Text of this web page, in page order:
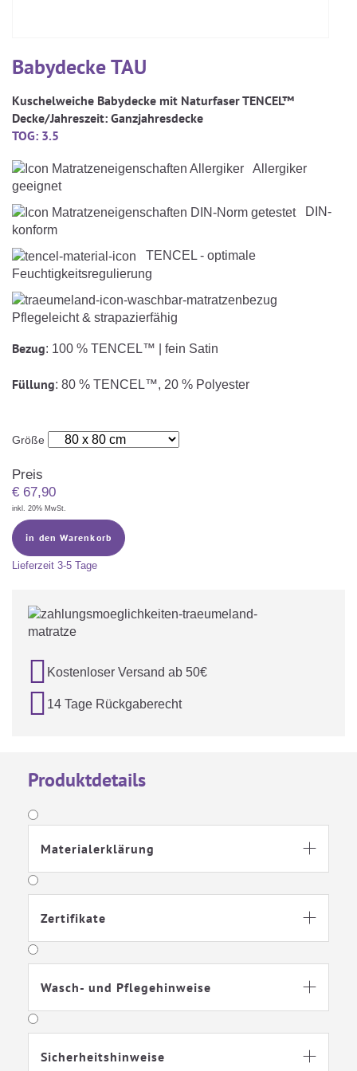
Betteinsatz
Strampelsack
Innenschlafsack
Krabbeldecke
Kuschelkissen
WICKELUNTERLAGEN
TEXTILIEN
Spannbettlaken
Bettschlange
Mulltücher
Kuschelnest
Seitenlagerung
ZUBEHÖR
GESCHENKGUTSCHEIN
GESCHENKSETS & AKTIONEN
Babydecke TAU
Kuschelweiche Babydecke mit Naturfaser TENCEL™
Decke/Jahreszeit: Ganzjahresdecke
TOG: 3.5
Allergiker
geeignet
DIN-
konform
TENCEL - optimale
Feuchtigkeitsregulierung
Pflegeleicht & strapazierfähig
Bezug: 100 % TENCEL™ | fein Satin
Füllung: 80 % TENCEL™, 20 % Polyester
Größe
Preis
€ 67,90
inkl. 20% MwSt.
in den Warenkorb
Lieferzeit 3-5 Tage
 Kostenloser Versand ab 50€
 14 Tage Rückgaberecht
Produktdetails
Materialerklärung 
Zertifikate 
Wasch- und Pflegehinweise 
Sicherheitshinweise 